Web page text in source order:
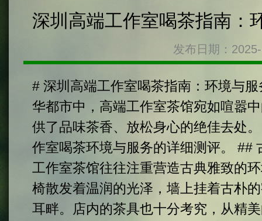
深圳高端工作室喝茶指南：
发布日期：
# 深圳高端工作室喝茶指南：环境与
华都市中，高端工作室茶馆宛如喧嚣
供了品味茶香、放松身心的绝佳去处
作室喝茶环境与服务的详细测评。 ##
工作室茶馆往往注重营造古典雅致的
椅散发着温润的光泽，墙上挂着古朴
耳畔。店内的茶具也十分考究，从精